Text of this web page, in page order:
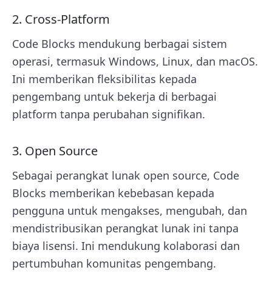
2. Cross-Platform
Code Blocks mendukung berbagai sistem
operasi, termasuk Windows, Linux, dan macOS.
Ini memberikan fleksibilitas kepada
pengembang untuk bekerja di berbagai
platform tanpa perubahan signifikan.
3. Open Source
Sebagai perangkat lunak open source, Code
Blocks memberikan kebebasan kepada
pengguna untuk mengakses, mengubah, dan
mendistribusikan perangkat lunak ini tanpa
biaya lisensi. Ini mendukung kolaborasi dan
pertumbuhan komunitas pengembang.